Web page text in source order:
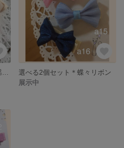
選べる2個セット＊蝶々リボン
展示中